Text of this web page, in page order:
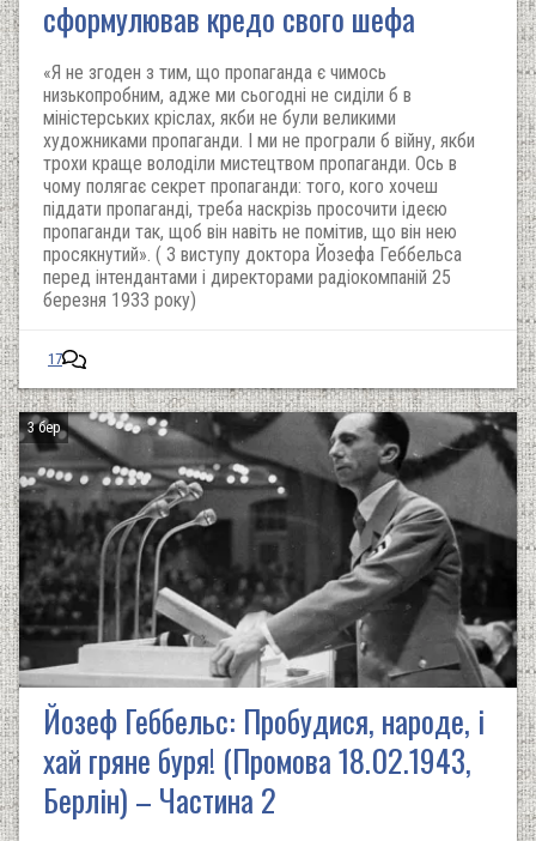
сформулював кредо свого шефа
«Я не згоден з тим, що пропаганда є чимось
низькопробним, адже ми сьогодні не сиділи б в
міністерських кріслах, якби не були великими
художниками пропаганди. І ми не програли б війну, якби
трохи краще володіли мистецтвом пропаганди. Ось в
чому полягає секрет пропаганди: того, кого хочеш
піддати пропаганді, треба наскрізь просочити ідеєю
пропаганди так, щоб він навіть не помітив, що він нею
просякнутий». ( З виступу доктора Йозефа Геббельса
перед інтендантами і директорами радіокомпаній 25
березня 1933 року)
17
3 бер
Йозеф Геббельс: Пробудися, народе, і
хай гряне буря! (Промова 18.02.1943,
Берлін) – Частина 2